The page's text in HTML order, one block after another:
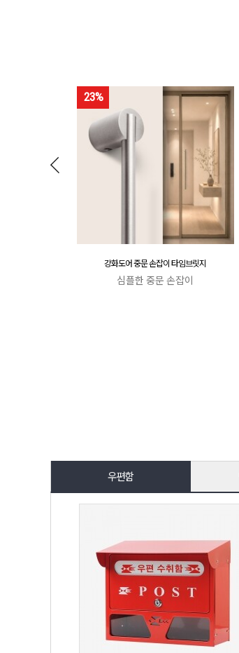
23%
강화도어 중문 손잡이 타임브릿지
심플한 중문 손잡이
우편함